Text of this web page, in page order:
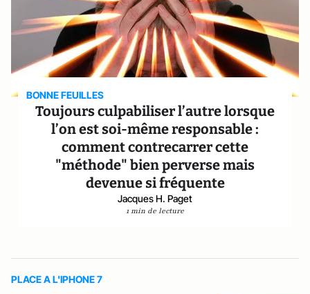
BONNE FEUILLES
Toujours culpabiliser l’autre lorsque
l’on est soi-même responsable :
comment contrecarrer cette
"méthode" bien perverse mais
devenue si fréquente
Jacques H. Paget
1 min de lecture
PLACE A L'IPHONE 7